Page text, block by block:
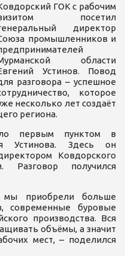
ГОК с рабочим
посетил
директор
промышленников и
области
Устинов. Повод
разговора – успешное
которое
несколько лет создаёт
региона.
первым пунктом в
Устинова. Здесь он
Ковдорского
Разговор получился
приобрели больше
современные буровые
производства. Вся
объёмы, а значит
мест, – поделился